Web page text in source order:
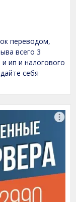
переводом,
всего 3
ип и налогового
себя